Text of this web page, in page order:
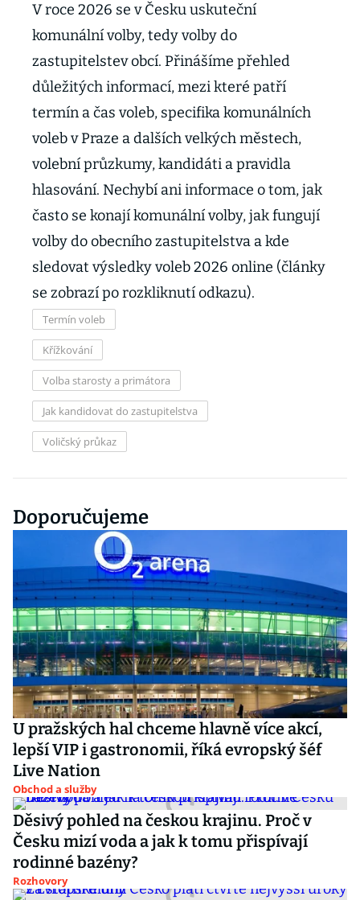
V roce 2026 se v Česku uskuteční
komunální volby, tedy volby do
zastupitelstev obcí. Přinášíme přehled
důležitých informací, mezi které patří
termín a čas voleb, specifika komunálních
voleb v Praze a dalších velkých městech,
volební průzkumy, kandidáti a pravidla
hlasování. Nechybí ani informace o tom, jak
často se konají komunální volby, jak fungují
volby do obecního zastupitelstva a kde
sledovat výsledky voleb 2026 online (články
se zobrazí po rozkliknutí odkazu).
Termín voleb
Křížkování
Volba starosty a primátora
Jak kandidovat do zastupitelstva
Voličský průkaz
Doporučujeme
U pražských hal chceme hlavně více akcí,
lepší VIP i gastronomii, říká evropský šéf
Live Nation
Obchod a služby
Děsivý pohled na českou krajinu. Proč v
Česku mizí voda a jak k tomu přispívají
rodinné bazény?
Rozhovory